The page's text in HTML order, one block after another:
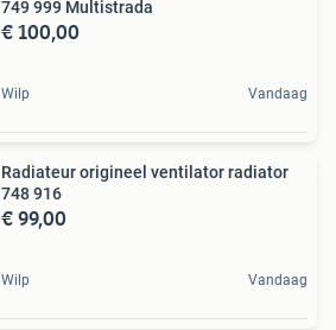
749 999 Multistrada
€ 100,00
Wilp Vandaag
Radiateur origineel ventilator radiator
748 916
€ 99,00
Wilp Vandaag